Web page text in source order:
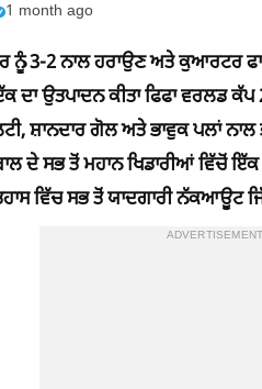
1 month ago
ਨੂੰ 3-2 ਨਾਲ ਹਰਾਉਣ ਅਤੇ ਕੁਆਰਟਰ
ਦਾ ਉਤਪਾਦਨ ਕੀਤਾ ਫਿਫਾ ਵਰਲਡ
ਸ਼ਾਨਦਾਰ ਗੋਲ ਅਤੇ ਭਾਵੁਕ ਪਲਾਂ
ਦੇ ਸਭ ਤੋਂ ਮਹਾਨ ਖਿਡਾਰੀਆਂ ਵਿੱਚੋਂ
ਵਿੱਚ ਸਭ ਤੋਂ ਯਾਦਗਾਰੀ ਨੱਕਆਊਟ
ADVERTISEMENT